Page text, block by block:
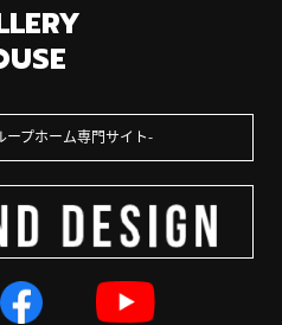
ープホーム専門サイト